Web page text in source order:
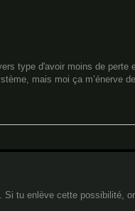
type d'avoir moins de perte
mais moi ça m’énerve
tu enlève cette possibilité,